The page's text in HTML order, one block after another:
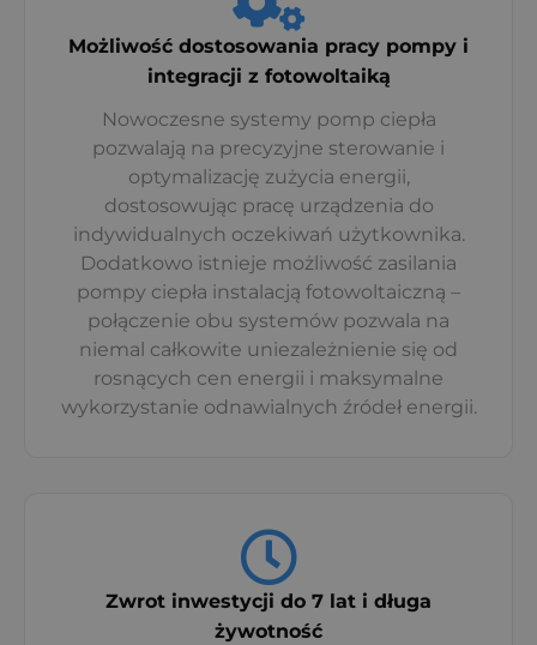
Możliwość dostosowania pracy pompy i
integracji z fotowoltaiką
Nowoczesne systemy pomp ciepła
pozwalają na precyzyjne sterowanie i
optymalizację zużycia energii,
dostosowując pracę urządzenia do
indywidualnych oczekiwań użytkownika.
Dodatkowo istnieje możliwość zasilania
pompy ciepła instalacją fotowoltaiczną –
połączenie obu systemów pozwala na
niemal całkowite uniezależnienie się od
rosnących cen energii i maksymalne
wykorzystanie odnawialnych źródeł energii.
Zwrot inwestycji do 7 lat i długa
żywotność